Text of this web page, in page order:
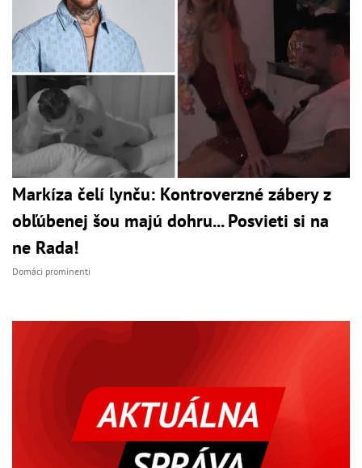
Markíza čelí lynču: Kontroverzné zábery z
obľúbenej šou majú dohru... Posvieti si na
ne Rada!
Domáci prominenti